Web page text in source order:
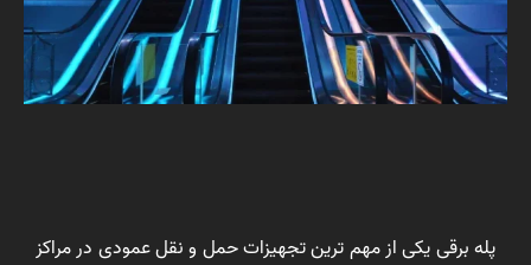
پله برقی یکی از مهم ترین تجهیزات حمل و نقل عمودی در مراکز